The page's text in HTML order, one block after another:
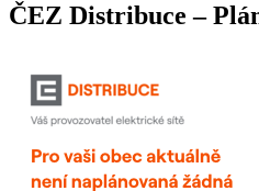
ČEZ Distribuce –